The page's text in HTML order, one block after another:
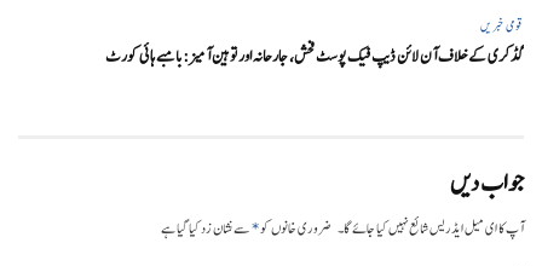
قومی خبریں
گڈکری کے خلاف آن لائن ڈیپ فیک پوسٹ فحش، جارحانہ اور توہین آمیز:بامبے ہائی کورٹ
جواب دیں
آپ کا ای میل ایڈریس شائع نہیں کیا جائے گا۔ ضروری خانوں کو*سے نشان زد کیا گیا ہے